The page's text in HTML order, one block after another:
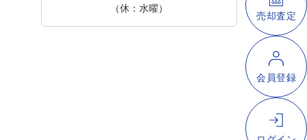
（休：水曜）